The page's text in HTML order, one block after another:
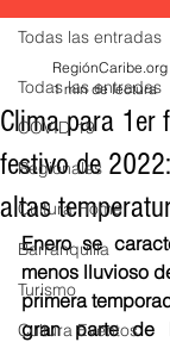
Todas las entradas
COVID-19
Regionales
Cultura Home
Barranquilla
Turismo
Cultura Eventos
Todas las entradas
Clima para 1er
festivo de
altas
RegiónCaribe.org
1 min de lectura
Enero se
menos lluvioso
primera
gran parte de